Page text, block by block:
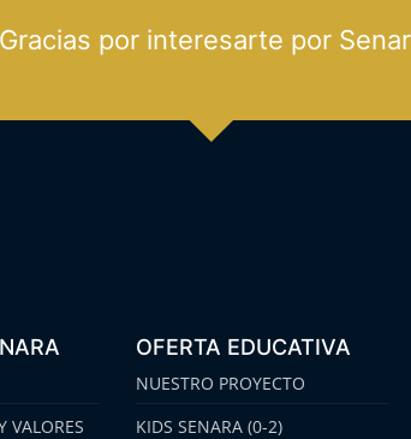
por interesarte por
VALORES
OFERTA EDUCATIVA
NUESTRO PROYECTO
KIDS SENARA (0-2)